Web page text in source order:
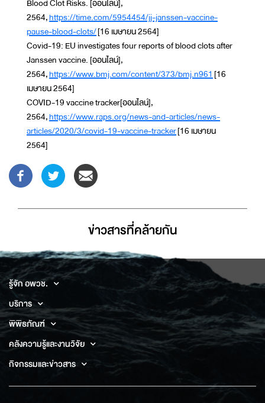
Blood Clot Risks. [ออนไลน์],
2564,https://time.com/5954454/jj-janssen-vaccine-
pause-blood-clots/[16 เมษายน 2564]
Covid-19: EU investigates four reports of blood clots after
Janssen vaccine. [ออนไลน์],
2564,https://www.bmj.com/content/373/bmj.n961[16
เมษายน 2564]
COVID-19 vaccine tracker[ออนไลน์],
2564,https://www.raps.org/news-and-articles/news-
articles/2020/3/covid-19-vaccine-tracker[16 เมษายน
2564]
ข่าวสารที่่คล้ายกัน
รู้จัก อพวช.
บริการ
พิพิธภัณฑ์
คลังความรู้และงานวิจัย
กิจกรรมและข่าวสาร